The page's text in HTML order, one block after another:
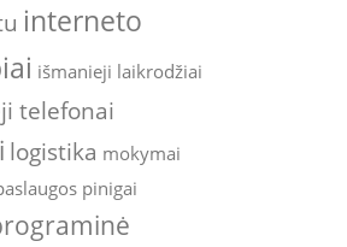
interneto
išmanieji laikrodžiai
telefonai
logistika mokymai
pinigai